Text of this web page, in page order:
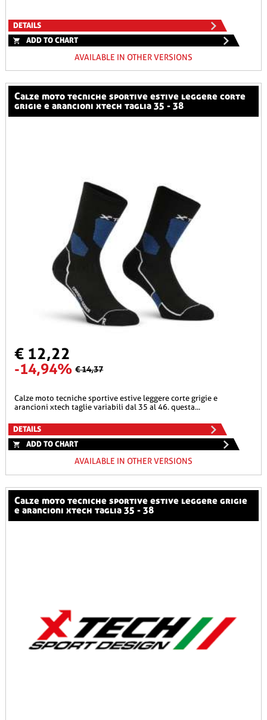
DETAILS
ADD TO CHART
AVAILABLE IN OTHER VERSIONS
calze moto tecniche sportive estive leggere corte
grigie e arancioni xtech taglia 35 - 38
€ 12,22
-14,94% € 14,37
calze moto tecniche sportive estive leggere corte grigie e
arancioni xtech taglie variabili dal 35 al 46. questa...
DETAILS
ADD TO CHART
AVAILABLE IN OTHER VERSIONS
calze moto tecniche sportive estive leggere grigie
e arancioni xtech taglia 35 - 38